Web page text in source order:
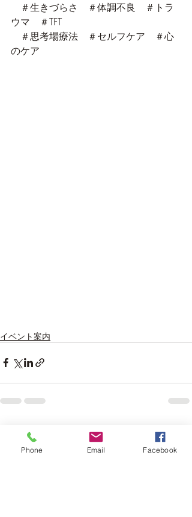
＃生きづらさ　＃体調不良　＃トラ
ウマ　＃TFT
＃思考場療法　＃セルフケア　＃心
のケア
イベント案内
最新記事 すべて表示
Phone Email Facebook